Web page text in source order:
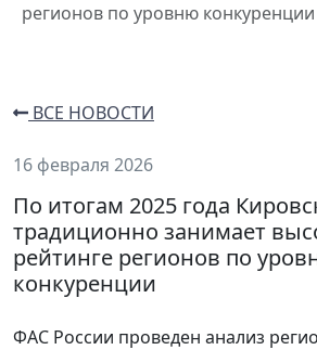
регионов по уровню конкуренции
ВСЕ НОВОСТИ
16 февраля 2026
По итогам 2025 года
традиционно занимает
рейтинге регионов по
конкуренции
ФАС России проведен анализ